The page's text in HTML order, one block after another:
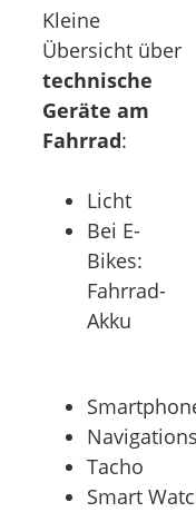
Kleine
Übersicht über
technische
Geräte am
Fahrrad:
Licht
Bei E-
Bikes:
Fahrrad-
Akku
Tacho
Smart